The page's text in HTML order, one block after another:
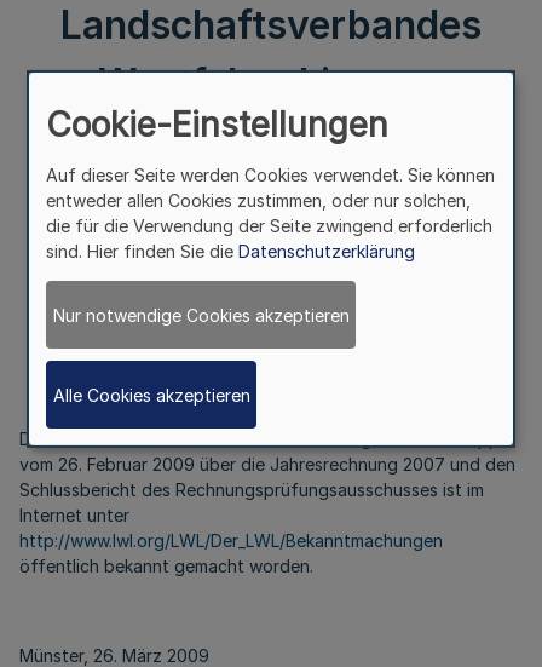
Landschaftsverbandes
Westfalen-Lippe v.
26.3.2009
Jahresrechnung 2007 und Schlussbericht
des Rechnungsprüfungsausschusses für das
Bek. d. Landschaftsverbandes Westfalen-Lippe
v. 26.3.2009
Der Beschluss der Landschaftsversammlung Westfalen-Lippe
vom 26. Februar 2009 über die Jahresrechnung 2007 und den
Schlussbericht des Rechnungsprüfungsausschusses ist im
Internet unter
http://www.lwl.org/LWL/Der_LWL/Bekanntmachungen
öffentlich bekannt gemacht worden.
Münster, 26. März 2009
Cookie-Einstellungen
Auf dieser Seite werden Cookies verwendet. Sie können
entweder allen Cookies zustimmen, oder nur solchen,
die für die Verwendung der Seite zwingend erforderlich
sind. Hier finden Sie die Datenschutzerklärung
Nur notwendige Cookies akzeptieren
Alle Cookies akzeptieren